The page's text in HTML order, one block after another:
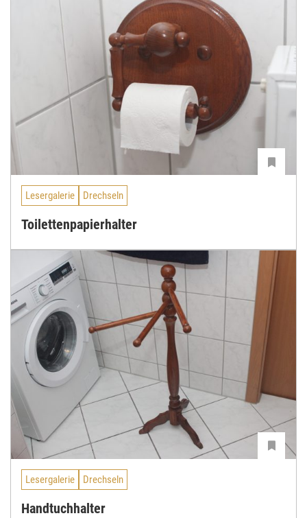
Lesergalerie Drechseln
Toilettenpapierhalter
Lesergalerie Drechseln
Handtuchhalter